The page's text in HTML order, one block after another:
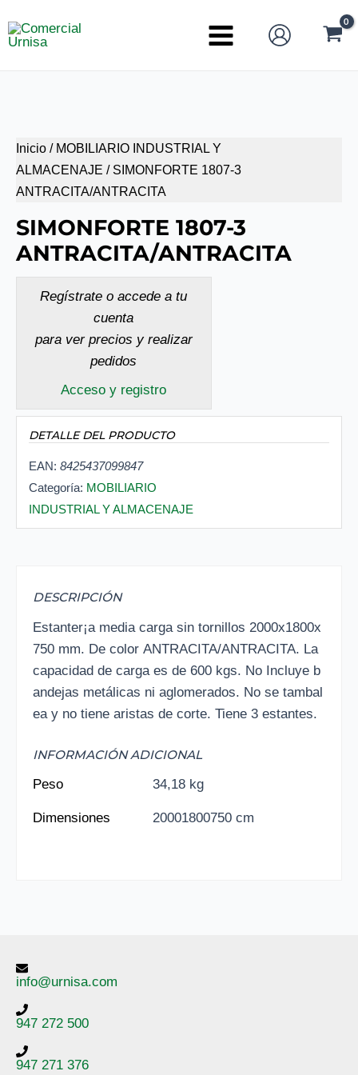
al
Main
Inicio / MOBILIARIO INDUSTRIAL Y
ALMACENAJE / SIMONFORTE 1807-3
ANTRACITA/ANTRACITA
SIMONFORTE 1807-3
ANTRACITA/ANTRACITA
Regístrate o accede a tu
cuenta
para ver precios y realizar
pedidos
Acceso y registro
DETALLE DEL PRODUCTO
EAN: 8425437099847
Categoría: MOBILIARIO
INDUSTRIAL Y ALMACENAJE
DESCRIPCIÓN
Estanter¡a media carga sin tornillos 2000x1800x
750 mm. De color ANTRACITA/ANTRACITA. La
capacidad de carga es de 600 kgs. No Incluye b
andejas metálicas ni aglomerados. No se tambal
ea y no tiene aristas de corte. Tiene 3 estantes.
INFORMACIÓN ADICIONAL
Peso
34,18 kg
Dimensiones 20001800750 cm
info@urnisa.com
947 272 500
947 271 376